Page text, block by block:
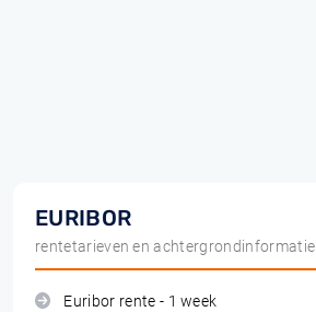
EURIBOR
rentetarieven en achtergrondinformatie
Euribor rente - 1 week